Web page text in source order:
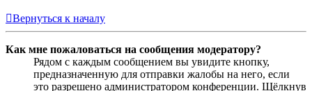
Вернуться к началу
Как мне пожаловаться на сообщения модератору?
Рядом с каждым сообщением вы увидите кнопку,
предназначенную для отправки жалобы на него, если
это разрешено администратором конференции. Щёлкнув